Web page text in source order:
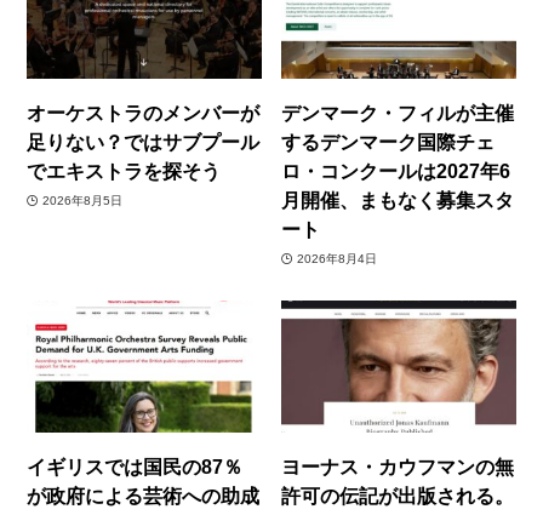
オーケストラのメンバーが
足りない？ではサブプール
でエキストラを探そう
2026年8月5日
デンマーク・フィルが主催
するデンマーク国際チェ
ロ・コンクールは2027年6
月開催、まもなく募集スタ
ート
2026年8月4日
イギリスでは国民の87％
が政府による芸術への助成
ヨーナス・カウフマンの無
許可の伝記が出版される。